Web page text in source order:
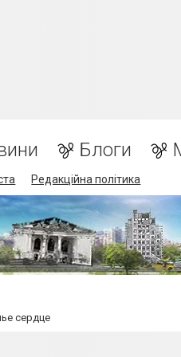
Блоги
Редакційна політика
сердце